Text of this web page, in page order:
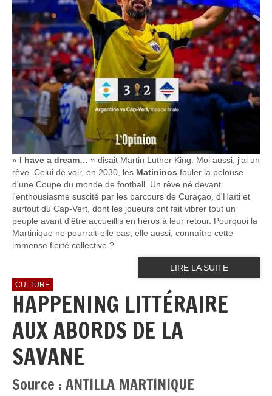
« I have a dream… » disait Martin Luther King. Moi aussi, j'ai un
rêve. Celui de voir, en 2030, les Matininos fouler la pelouse
d'une Coupe du monde de football. Un rêve né devant
l'enthousiasme suscité par les parcours de Curaçao, d'Haïti et
surtout du Cap-Vert, dont les joueurs ont fait vibrer tout un
peuple avant d'être accueillis en héros à leur retour. Pourquoi la
Martinique ne pourrait-elle pas, elle aussi, connaître cette
immense fierté collective ?
LIRE LA SUITE
CULTURE
HAPPENING LITTÉRAIRE
AUX ABORDS DE LA
SAVANE
Source : ANTILLA MARTINIQUE